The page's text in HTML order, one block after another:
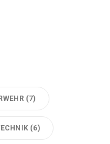
(7)
(6)